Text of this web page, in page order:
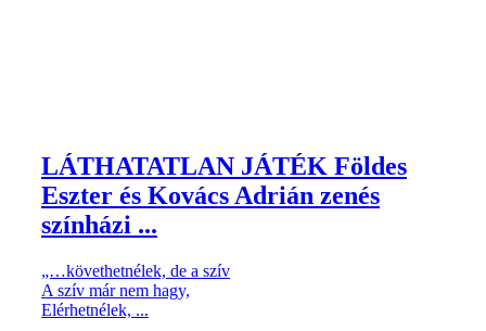
LÁTHATATLAN JÁTÉK Földes
Eszter és Kovács Adrián zenés
színházi ...
„…követhetnélek, de a szív
A szív már nem hagy,
Elérhetnélek, ...